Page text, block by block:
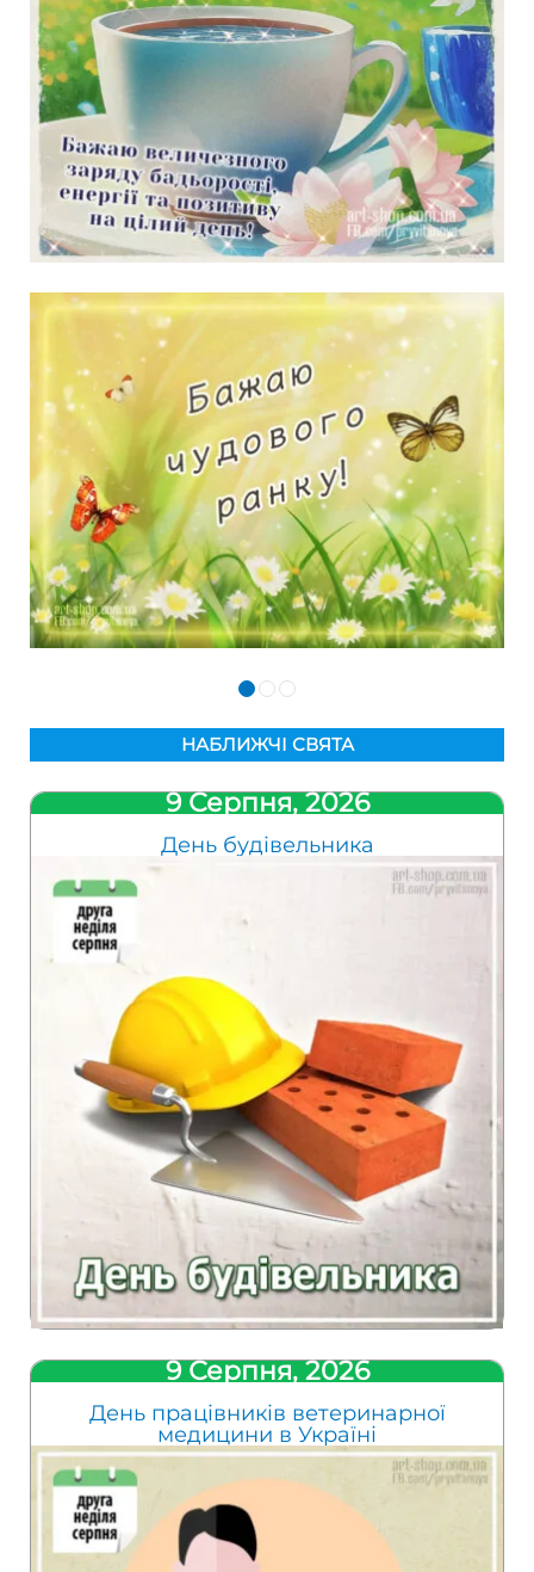
НАБЛИЖЧІ СВЯТА
9 Серпня, 2026
День будівельника
9 Серпня, 2026
День працівників ветеринарної
медицини в Україні